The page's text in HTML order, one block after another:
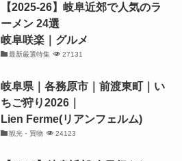
【2025-26】岐阜近郊で人気のラ
ーメン 24選
岐阜咲楽｜グルメ
最新厳選特集 27131
岐阜県｜各務原市｜前渡東町｜い
ちご狩り2026｜
Lien Ferme(リアンフェルム)
観光・買物 24123